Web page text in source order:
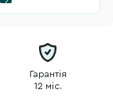
Гарантія
12 міс.